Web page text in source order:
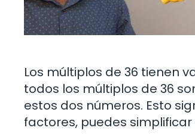
Los múltiplos de 36 tienen
todos los múltiplos de 36
estos dos números. Esto
factores, puedes